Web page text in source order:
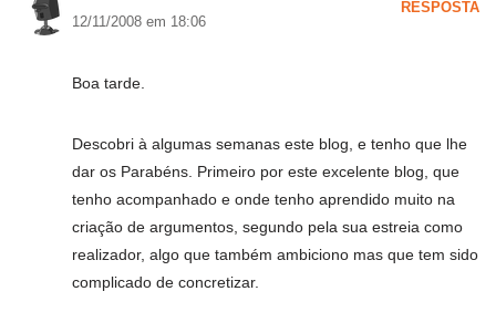
12/11/2008 em 18:06
RESPOSTA
Boa tarde.
Descobri à algumas semanas este blog, e tenho que lhe
dar os Parabéns. Primeiro por este excelente blog, que
tenho acompanhado e onde tenho aprendido muito na
criação de argumentos, segundo pela sua estreia como
realizador, algo que também ambiciono mas que tem sido
complicado de concretizar.